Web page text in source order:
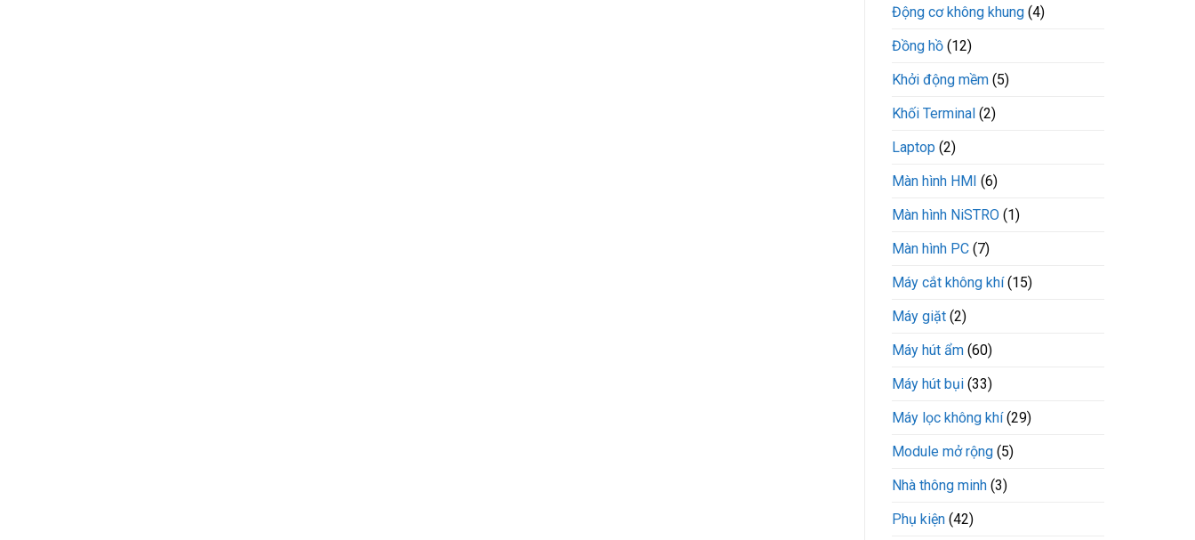
Động cơ không khung (4)
Đồng hồ (12)
Khởi động mềm (5)
Khối Terminal (2)
Laptop (2)
Màn hình HMI (6)
Màn hình NiSTRO (1)
Màn hình PC (7)
Máy cắt không khí(15)
Máy giặt (2)
Máy hút ẩm (60)
Máy hút bụi (33)
Máy lọc không khí(29)
Module mở rộng (5)
Nhà thông minh (3)
Phụ kiện (42)